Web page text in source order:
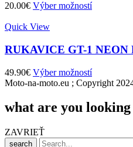
20.00€ Výber možností
Quick View
RUKAVICE GT-1 NEON
49.90€ Výber možností
Moto-na-moto.eu ; Copyright
what are you
ZAVRIEŤ
search